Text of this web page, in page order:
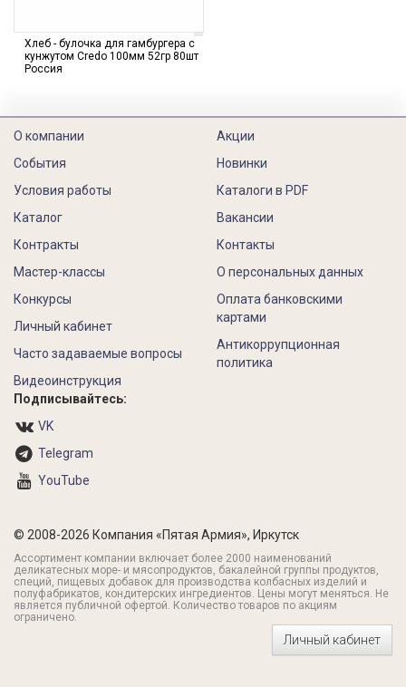
Хлеб - булочка для гамбургера с
кунжутом Credo 100мм 52гр 80шт
Россия
О компании
События
Условия работы
Каталог
Контракты
Акции
Новинки
Каталоги в PDF
Вакансии
Контакты
Мастер-классы
Конкурсы
Личный кабинет
Часто задаваемые вопросы
Видеоинструкция
О персональных данных
Оплата банковскими
картами
Антикоррупционная
политика
Подписывайтесь:
VK
Telegram
YouTube
© 2008-2026 Компания «Пятая Армия», Иркутск
Ассортимент компании включает более 2000 наименований
деликатесных море- и мясопродуктов, бакалейной группы продуктов,
специй, пищевых добавок для производства колбасных изделий и
полуфабрикатов, кондитерских ингредиентов. Цены могут меняться. Не
является публичной офертой. Количество товаров по акциям
ограничено.
Личный кабинет